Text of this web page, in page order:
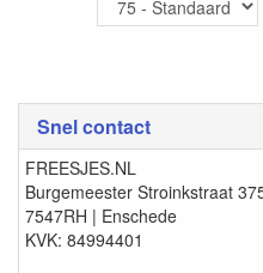
Snel contact
FREESJES.NL
Burgemeester Stroinkstraat
7547RH | Enschede
KVK: 84994401